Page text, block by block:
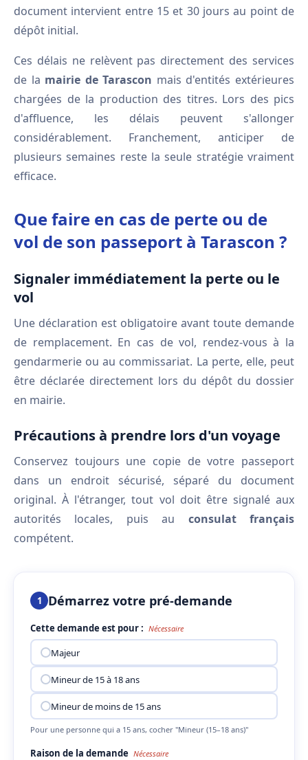
document intervient entre 15 et 30 jours au point de
dépôt initial.
Ces délais ne relèvent pas directement des services
de la mairie de Tarascon mais d'entités extérieures
chargées de la production des titres. Lors des pics
d'affluence, les délais peuvent s'allonger
considérablement. Franchement, anticiper de
plusieurs semaines reste la seule stratégie vraiment
efficace.
Que faire en cas de perte ou de
vol de son passeport à Tarascon ?
Signaler immédiatement la perte ou le
vol
Une déclaration est obligatoire avant toute demande
de remplacement. En cas de vol, rendez-vous à la
gendarmerie ou au commissariat. La perte, elle, peut
être déclarée directement lors du dépôt du dossier
en mairie.
Précautions à prendre lors d'un voyage
Conservez toujours une copie de votre passeport
dans un endroit sécurisé, séparé du document
original. À l'étranger, tout vol doit être signalé aux
autorités locales, puis au consulat français
compétent.
1 Démarrez votre pré-demande
Cette demande est pour : Nécessaire
Majeur
Mineur de 15 à 18 ans
Mineur de moins de 15 ans
Pour une personne qui a 15 ans, cocher "Mineur (15–18 ans)"
Raison de la demande Nécessaire